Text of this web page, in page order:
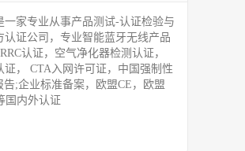
一家专业从事产品测试­-认证检验与
认证公司，专业智能蓝牙无线产品
认证，空气净化器检测认证，
证， CTA入网许可证，中国强制性
告;企业标准备案，欧盟CE，欧盟
国内外认证